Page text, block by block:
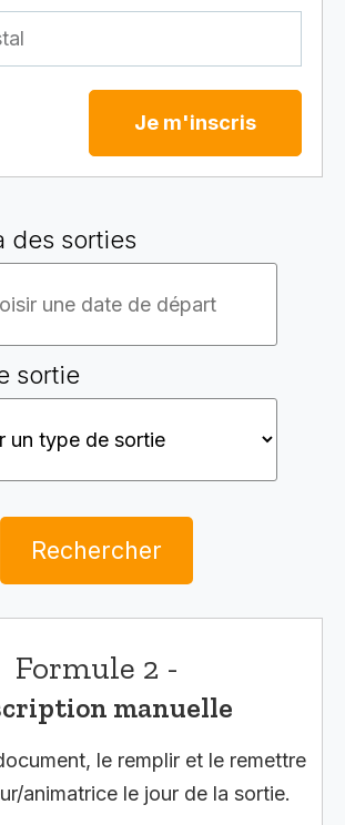
Je m'inscris
des sorties
sortie
Rechercher
Formule 2 -
manuelle
le remplir et le remettre
animatrice le jour de la sortie.